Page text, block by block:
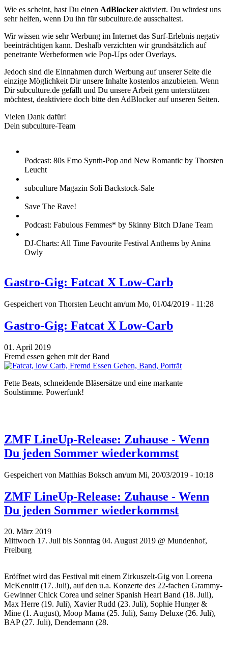
Wie es scheint, hast Du einen AdBlocker aktiviert. Du würdest uns
sehr helfen, wenn Du ihn für subculture.de ausschaltest.
Wir wissen wie sehr Werbung im Internet das Surf-Erlebnis negativ
beeinträchtigen kann. Deshalb verzichten wir grundsätzlich auf
penetrante Werbeformen wie Pop-Ups oder Overlays.
Jedoch sind die Einnahmen durch Werbung auf unserer Seite die
einzige Möglichkeit Dir unsere Inhalte kostenlos anzubieten. Wenn
Dir subculture.de gefällt und Du unsere Arbeit gern unterstützen
möchtest, deaktiviere doch bitte den AdBlocker auf unseren Seiten.
Vielen Dank dafür!
Dein subculture-Team
Podcast: 80s Emo Synth-Pop and New Romantic by Thorsten
Leucht
subculture Magazin Soli Backstock-Sale
Save The Rave!
Podcast: Fabulous Femmes* by Skinny Bitch DJane Team
DJ-Charts: All Time Favourite Festival Anthems by Anina
Owly
Gastro-Gig: Fatcat X Low-Carb
Gespeichert von Thorsten Leucht am/um Mo, 01/04/2019 - 11:28
Gastro-Gig: Fatcat X Low-Carb
01. April 2019
Fremd essen gehen mit der Band
Fette Beats, schneidende Bläsersätze und eine markante
Soulstimme. Powerfunk!
ZMF LineUp-Release: Zuhause - Wenn
Du jeden Sommer wiederkommst
Gespeichert von Matthias Boksch am/um Mi, 20/03/2019 - 10:18
ZMF LineUp-Release: Zuhause - Wenn
Du jeden Sommer wiederkommst
20. März 2019
Mittwoch 17. Juli bis Sonntag 04. August 2019 @ Mundenhof,
Freiburg
Eröffnet wird das Festival mit einem Zirkuszelt-Gig von Loreena
McKennitt (17. Juli), auf den u.a. Konzerte des 22-fachen Grammy-
Gewinner Chick Corea und seiner Spanish Heart Band (18. Juli),
Max Herre (19. Juli), Xavier Rudd (23. Juli), Sophie Hunger &
Mine (1. August), Moop Mama (25. Juli), Samy Deluxe (26. Juli),
BAP (27. Juli), Dendemann (28.